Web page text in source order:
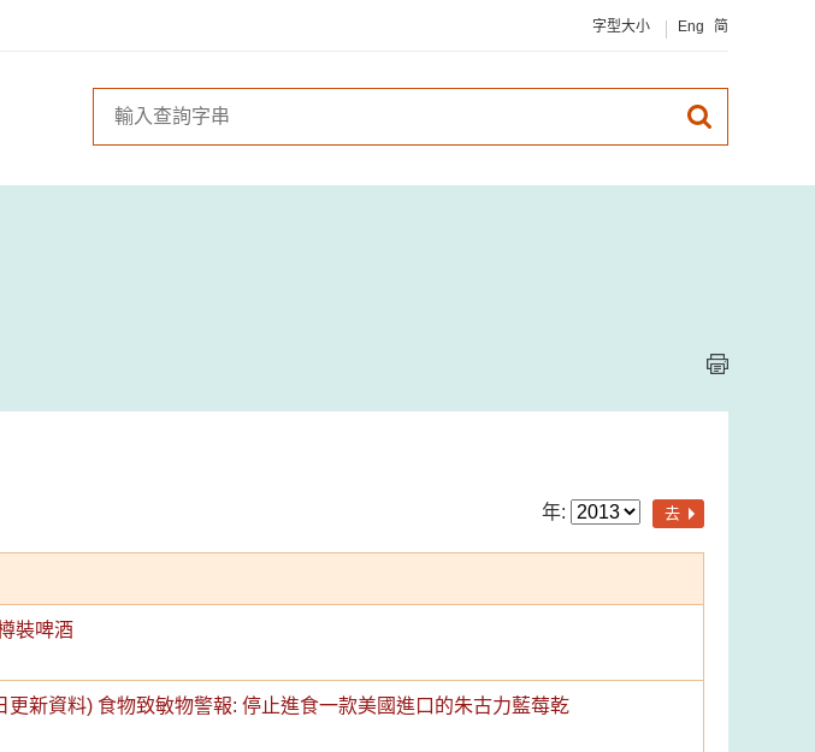
字型大小 Eng 简
年: 去
裝啤酒
更新資料) 食物致敏物警報: 停止進食一款美國進口的朱古力藍莓乾